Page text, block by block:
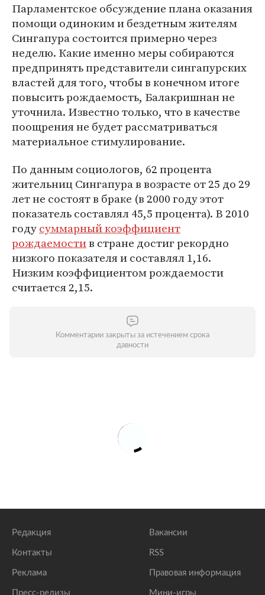
Парламентское обсуждение плана оказания
помощи одиноким и бездетным жителям
Сингапура состоится примерно через
неделю. Какие именно меры собираются
предпринять представители сингапурских
властей для того, чтобы в конечном итоге
повысить рождаемость, Балакришнан не
уточнила. Известно только, что в качестве
поощрения не будет рассматриваться
материальное стимулирование.
По данным социологов, 62 процента
жительниц Сингапура в возрасте от 25 до 29
лет не состоят в браке (в 2000 году этот
показатель составлял 45,5 процента). В 2010
годусуммарный коэффициент
рождаемостив стране достиг рекордно
низкого показателя и составлял 1,16.
Низким коэффициентом рождаемости
считается 2,15.
Комментарии закрыты за истечением срока
давности
Редакция
Контакты
Реклама
Пресс-релизы
Вакансии
RSS
Правовая информация
Мини-игры